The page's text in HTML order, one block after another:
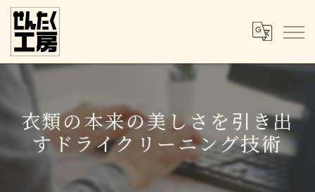
衣類の本来の美しさを引き出
すドライクリーニング技術